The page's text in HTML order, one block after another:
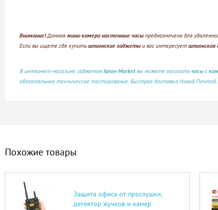
Внимание!Данная мини-камера настенные часы предназначена для
Если вы ищете где купить шпионские гаджеты и вас интересует
В интернет-магазине гаджетов Spion-Marketвы можете заказать часы с
обязательное техническое тестирование. Быстрая доставка Новой
Похожие товары
Защита офиса от прослушки,
детектор жучков и камер